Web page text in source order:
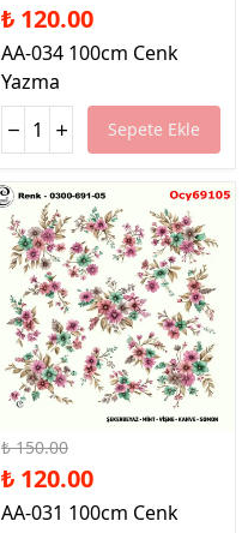
₺ 120.00
AA-034 100cm Cenk
Yazma
Sepete Ekle
₺ 150.00
₺ 120.00
AA-031 100cm Cenk